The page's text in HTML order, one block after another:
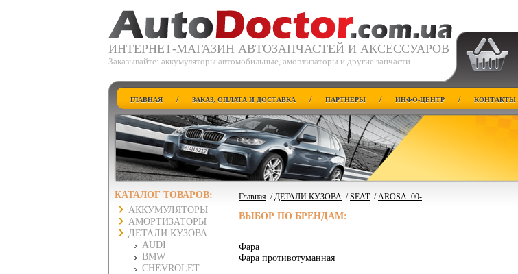
ИНТЕРНЕТ-МАГАЗИН АВТОЗАПЧАСТЕЙ И АКСЕССУАРОВ
Заказывайте: аккумуляторы автомобильные, амортизаторы и другие запчасти.
ГЛАВНАЯ / ЗАКАЗ, ОПЛАТА И ДОСТАВКА / ПАРТНЕРЫ / ИНФО-ЦЕНТР / КОНТАКТЫ
КАТАЛОГ ТОВАРОВ:
АККУМУЛЯТОРЫ
АМОРТИЗАТОРЫ
ДЕТАЛИ КУЗОВА
AUDI
BMW
CHEVROLET
Главная /ДЕТАЛИ КУЗОВА /SEAT/AROSA. 00-
ВЫБОР ПО БРЕНДАМ:
Фара
Фара противотуманная